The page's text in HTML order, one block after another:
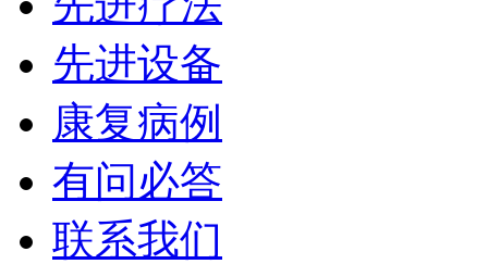
先进设备
康复病例
有问必答
联系我们